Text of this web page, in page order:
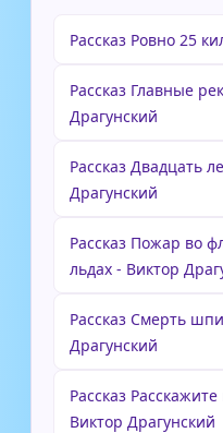
Рассказ Ровно 25
Рассказ Главные
Драгунский
Рассказ Двадцать
Драгунский
Рассказ Пожар во
льдах - Виктор
Рассказ Смерть
Драгунский
Рассказ
Виктор Драгунский